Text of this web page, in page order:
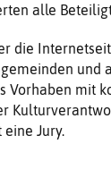
alle
die
und
Vorhaben mit
Jury.